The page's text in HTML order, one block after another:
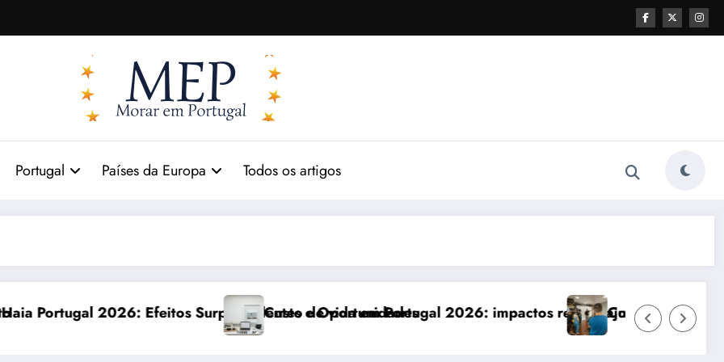
Portugal Países da Europa Todos os artigos
Efeitos Surpreendentes e Oportunidades
Custo de vida em Portugal 2026: impactos reais e ajustes necessários
Comunicação com Balcões